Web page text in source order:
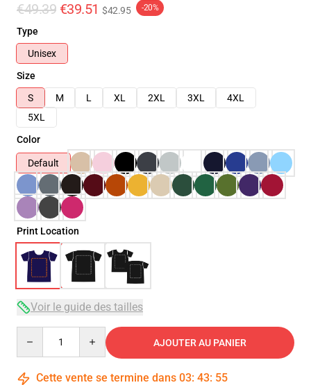
€49.39 €39.51 $42.95 -20%
Type
Unisex
Size
S
M L XL 2XL 3XL
4XL
5XL
Color
Default
Print Location
Voir le guide des tailles
AJOUTER AU PANIER
Cette vente se termine dans 03: 43: 54